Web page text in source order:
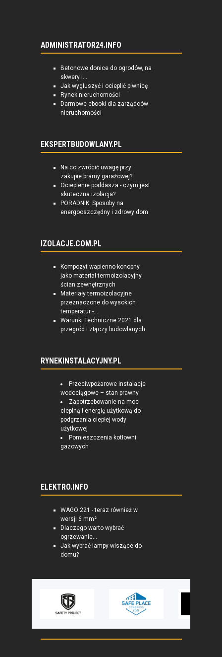
ADMINISTRATOR24.INFO
Betonowe donice do ogrodów, na
skwery i...
Jak wygłuszyć i ocieplić piwnicę
Rynek nieruchomości
Darmowe ebooki dla zarządców
nieruchomości
EKSPERTBUDOWLANY.PL
Na co zwrócić uwagę przy
zakupie bramy garażowej?
Ocieplenie poddasza - czym jest
skuteczna izolacja?
PORADNIK: Sposoby na
energooszczędny i zdrowy dom
IZOLACJE.COM.PL
Kompozyt wapienno-konopny
jako materiał termoizolacyjny
ścian zewnętrznych
Materiały termoizolacyjne
przeznaczone do wysokich
temperatur -...
Warunki Techniczne 2021 dla
przegród i złączy budowlanych
RYNEKINSTALACYJNY.PL
Przeciwpożarowe instalacje
wodociągowe – stan prawny
Zapotrzebowanie na moc
cieplną i energię użytkową do
podgrzania ciepłej wody
użytkowej
Pomieszczenia kotłowni
gazowych
ELEKTRO.INFO
WAGO 221 - teraz również w
wersji 6 mm²
Dlaczego warto wybrać
ogrzewanie...
Jak wybrać lampy wiszące do
domu?